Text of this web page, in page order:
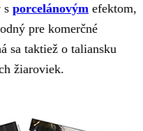
s porcelánovým efektom,
pre komerčné
sa taktiež o taliansku
žiaroviek.